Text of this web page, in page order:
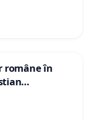
române în
de